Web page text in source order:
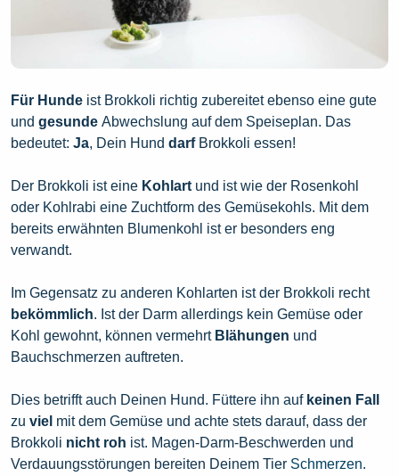
Für Hunde ist Brokkoli richtig zubereitet ebenso eine gute
und gesunde Abwechslung auf dem Speiseplan. Das
bedeutet: Ja, Dein Hund darf Brokkoli essen!
Der Brokkoli ist eine Kohlart und ist wie der Rosenkohl
oder Kohlrabi eine Zuchtform des Gemüsekohls. Mit dem
bereits erwähnten Blumenkohl ist er besonders eng
verwandt.
Im Gegensatz zu anderen Kohlarten ist der Brokkoli recht
bekömmlich. Ist der Darm allerdings kein Gemüse oder
Kohl gewohnt, können vermehrt Blähungen und
Bauchschmerzen auftreten.
Dies betrifft auch Deinen Hund. Füttere ihn auf keinen Fall
zu viel mit dem Gemüse und achte stets darauf, dass der
Brokkoli nicht roh ist. Magen-Darm-Beschwerden und
Verdauungsstörungen bereiten Deinem Tier Schmerzen.